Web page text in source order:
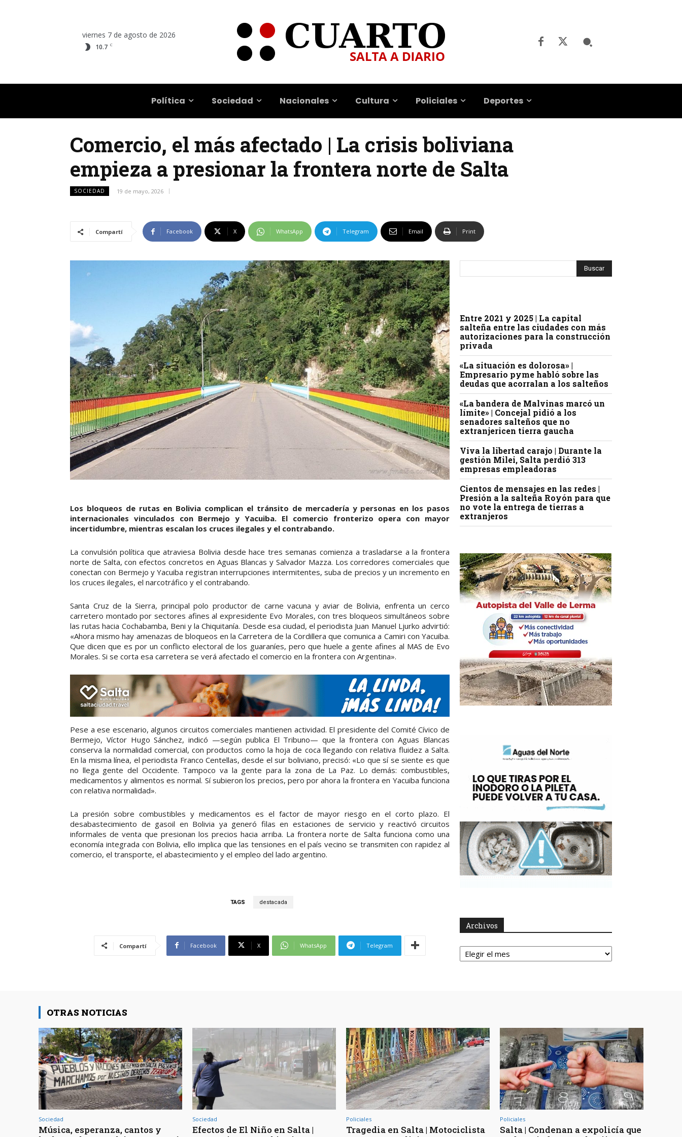
viernes 7 de agosto de 2026
10.7 C
Política Sociedad Nacionales Cultura Policiales Deportes
Comercio, el más afectado | La crisis boliviana
empieza a presionar la frontera norte de Salta
SOCIEDAD 19 de mayo, 2026
Compartí Facebook X WhatsApp Telegram Email Print
Los bloqueos de rutas en Bolivia complican el tránsito de mercadería y personas en los pasos
internacionales vinculados con Bermejo y Yacuiba. El comercio fronterizo opera con mayor
incertidumbre, mientras escalan los cruces ilegales y el contrabando.
La convulsión política que atraviesa Bolivia desde hace tres semanas comienza a trasladarse a la frontera
norte de Salta, con efectos concretos en Aguas Blancas y Salvador Mazza. Los corredores comerciales que
conectan con Bermejo y Yacuiba registran interrupciones intermitentes, suba de precios y un incremento en
los cruces ilegales, el narcotráfico y el contrabando.
Santa Cruz de la Sierra, principal polo productor de carne vacuna y aviar de Bolivia, enfrenta un cerco
carretero montado por sectores afines al expresidente Evo Morales, con tres bloqueos simultáneos sobre
las rutas hacia Cochabamba, Beni y la Chiquitanía. Desde esa ciudad, el periodista Juan Manuel Ljurko advirtió:
«Ahora mismo hay amenazas de bloqueos en la Carretera de la Cordillera que comunica a Camiri con Yacuiba.
Que dicen que es por un conflicto electoral de los guaraníes, pero que huele a gente afines al MAS de Evo
Morales. Si se corta esa carretera se verá afectado el comercio en la frontera con Argentina».
Pese a ese escenario, algunos circuitos comerciales mantienen actividad. El presidente del Comité Cívico de
Bermejo, Víctor Hugo Sánchez, indicó —según publica El Tribuno— que la frontera con Aguas Blancas
conserva la normalidad comercial, con productos como la hoja de coca llegando con relativa fluidez a Salta.
En la misma línea, el periodista Franco Centellas, desde el sur boliviano, precisó: «Lo que sí se siente es que
no llega gente del Occidente. Tampoco va la gente para la zona de La Paz. Lo demás: combustibles,
medicamentos y alimentos es normal. Sí subieron los precios, pero por ahora la frontera en Yacuiba funciona
con relativa normalidad».
La presión sobre combustibles y medicamentos es el factor de mayor riesgo en el corto plazo. El
desabastecimiento de gasoil en Bolivia ya generó filas en estaciones de servicio y reactivó circuitos
informales de venta que presionan los precios hacia arriba. La frontera norte de Salta funciona como una
economía integrada con Bolivia, ello implica que las tensiones en el país vecino se transmiten con rapidez al
comercio, el transporte, el abastecimiento y el empleo del lado argentino.
TAGS destacada
Compartí Facebook X WhatsApp Telegram
Entre 2021 y 2025 | La capital
salteña entre las ciudades con más
autorizaciones para la construcción
privada
«La situación es dolorosa» |
Empresario pyme habló sobre las
deudas que acorralan a los salteños
«La bandera de Malvinas marcó un
límite» | Concejal pidió a los
senadores salteños que no
extranjericen tierra gaucha
Viva la libertad carajo | Durante la
gestión Milei, Salta perdió 313
empresas empleadoras
Cientos de mensajes en las redes |
Presión a la salteña Royón para que
no vote la entrega de tierras a
extranjeros
Archivos
Archivos
OTRAS NOTICIAS
Sociedad
Música, esperanza, cantos y
Sociedad
Efectos de El Niño en Salta |
Policiales
Tragedia en Salta | Motociclista
Policiales
Salta | Condenan a expolicía que